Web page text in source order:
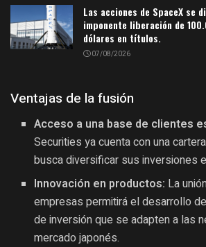
Las acciones de SpaceX se
imponente liberación de
dólares en títulos.
07/08/2026
Ventajas de la fusión
Acceso a una base de clientes
Securities ya cuenta con una
busca diversificar sus inversiones
Innovación en productos: La
empresas permitirá el desarrollo
de inversión que se adapten a las
mercado japonés.